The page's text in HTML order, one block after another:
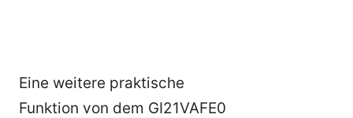
Eine weitere praktische
Funktion von dem GI21VAFE0